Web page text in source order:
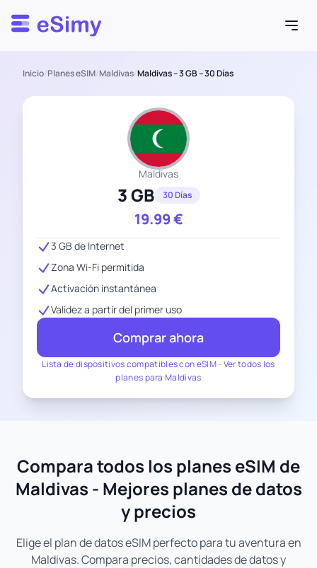
Esimy
Inicio/Planes eSIM/Maldivas/Maldivas – 3 GB – 30 Días
Maldivas
3 GB 30 Días
19.99€
Lista de dispositivos compatibles con eSIM- Ver todos los
planes para Maldivas
3 GB de Internet
Zona Wi-Fi permitida
Activación instantánea
Validez a partir del primer uso
Comprar ahora
Compara todos los planes eSIM de
Maldivas - Mejores planes de datos
y precios
Elige el plan de datos eSIM perfecto para tu aventura en
Maldivas. Compara precios, cantidades de datos y